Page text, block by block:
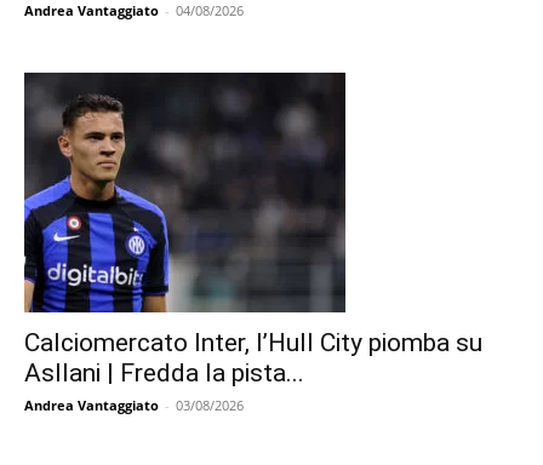
Andrea Vantaggiato - 04/08/2026
Calciomercato Inter, l’Hull City piomba su
Asllani | Fredda la pista...
Andrea Vantaggiato - 03/08/2026